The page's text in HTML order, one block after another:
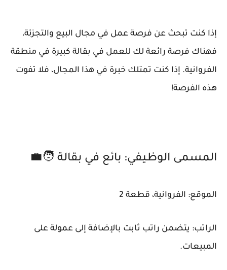
إذا كنت تبحث عن فرصة عمل في مجال البيع والتجزئة،
فهناك فرصة رائعة لك للعمل في بقالة كبيرة في منطقة
الفروانية. إذا كنت تمتلك خبرة في هذا المجال، فلا تفوت
هذه الفرصة!
المسمى الوظيفي: بائع في بقالة 🧑‍💼
الموقع: الفروانية، قطعة 2
الراتب: يتضمن راتب ثابت بالإضافة إلى عمولة على
المبيعات.